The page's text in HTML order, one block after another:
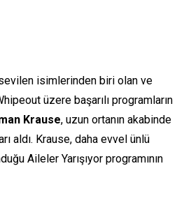
isimlerinden biri olan ve
üzere başarılı programların
Krause, uzun ortanın akabinde
aldı. Krause, daha evvel ünlü
Aileler Yarışıyor programının